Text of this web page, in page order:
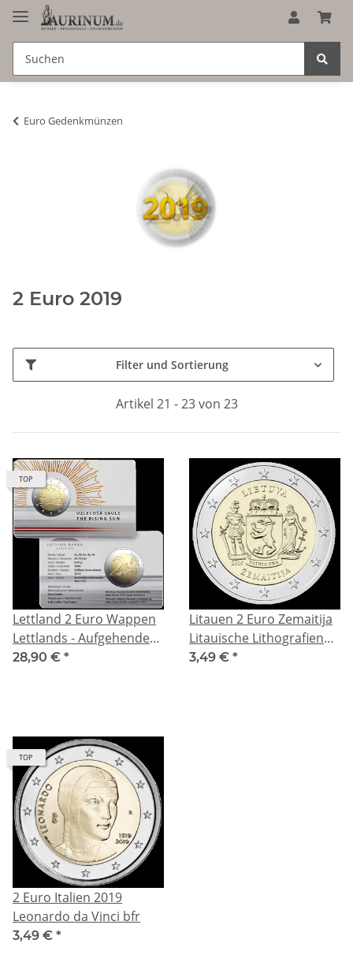
Euro Gedenkmünzen
2 Euro 2019
Filter und Sortierung
Artikel 21 - 23 von 23
TOP
Lettland 2 Euro Wappen
Lettlands - Aufgehende
Sonne 2019 in Coincard
28,90 € *
Litauen 2 Euro Zemaitija
Litauische Lithografien
2019 bfr
3,49 € *
TOP
2 Euro Italien 2019
Leonardo da Vinci bfr
3,49 € *